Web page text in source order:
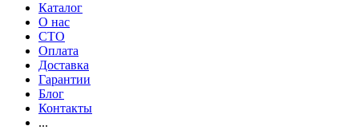
Каталог
О нас
СТО
Оплата
Доставка
Гарантии
Блог
Контакты
...